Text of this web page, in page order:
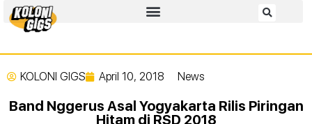
KOLONI GIGS April 10, 2018 News
Band Nggerus Asal Yogyakarta Rilis Piringan
Hitam di RSD 2018